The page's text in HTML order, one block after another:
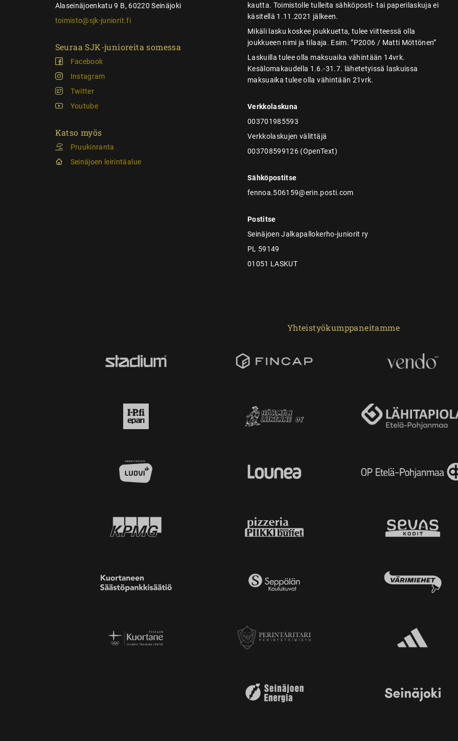
Alaseinäjoenkatu 9 B, 60220 Seinäjoki
toimisto@sjk-juniorit.fi
Seuraa SJK-junioreita somessa
Facebook
Instagram
Twitter
Youtube
Katso myös
Pruukinranta
Seinäjoen leirintäalue
kautta. Toimistolle tulleita sähköposti- tai paperilaskuja ei
käsitellä 1.11.2021 jälkeen.
Mikäli lasku koskee joukkuetta, tulee viitteessä olla
joukkueen nimi ja tilaaja. Esim. ”P2006 / Matti Möttönen”
Laskuilla tulee olla maksuaika vähintään 14vrk.
Kesälomakaudella 1.6.-31.7. lähetetyissä laskuissa
maksuaika tulee olla vähintään 21vrk.
Verkkolaskuna
003701985593
Verkkolaskujen välittäjä
003708599126 (OpenText)
Sähköpostitse
fennoa.506159@erin.posti.com
Postitse
Seinäjoen Jalkapallokerho-juniorit ry
PL 59149
01051 LASKUT
Yhteistyökumppaneitamme